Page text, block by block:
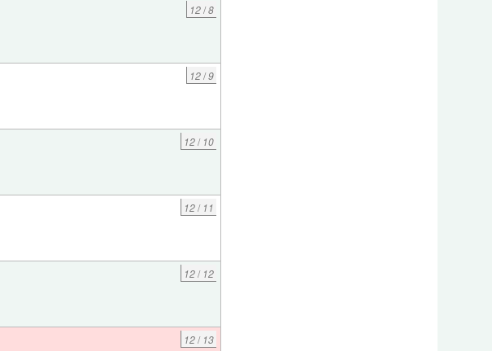
12/8
12/9
12/ 10
12/ 11
12/ 12
12/ 13